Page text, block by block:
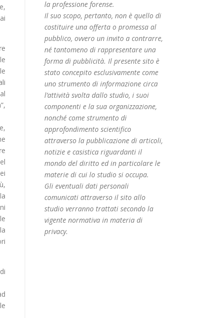
la professione forense.
Il suo scopo, pertanto, non è quello di
costituire una offerta o promessa al
pubblico, ovvero un invito a contrarre,
né tantomeno di rappresentare una
forma di pubblicità. Il presente sito è
stato concepito esclusivamente come
uno strumento di informazione circa
l’attività svolta dallo studio, i suoi
componenti e la sua organizzazione,
nonché come strumento di
approfondimento scientifico
attraverso la pubblicazione di articoli,
notizie e casistica riguardanti il
mondo del diritto ed in particolare le
materie di cui lo studio si occupa.
Gli eventuali dati personali
comunicati attraverso il sito allo
studio verranno trattati secondo la
vigente normativa in materia di
privacy.